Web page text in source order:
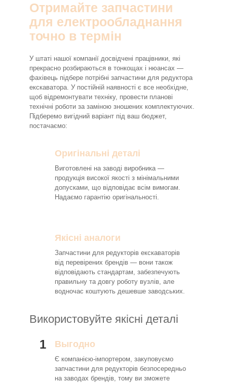
Отримайте запчастини
для електрообладнання
точно в термін
У штаті нашої компанії досвідчені працівники, які
прекрасно розбираються в тонкощах і нюансах —
фахівець підбере потрібні запчастини для редуктора
екскаватора. У постійній наявності є все необхідне,
щоб відремонтувати техніку, провести планові
технічні роботи за заміною зношених комплектуючих.
Підберемо вигідний варіант під ваш бюджет,
постачаємо:
Оригінальні деталі
Виготовлені на заводі виробника —
продукція високої якості з мінімальними
допусками, що відповідає всім вимогам.
Надаємо гарантію оригінальності.
Якісні аналоги
Запчастини для редукторів екскаваторів
від перевірених брендів — вони також
відповідають стандартам, забезпечують
правильну та довгу роботу вузлів, але
водночас коштують дешевше заводських.
Використовуйте якісні деталі
1 Выгодно
Є компанією-імпортером, закуповуємо
запчастини для редукторів безпосередньо
на заводах брендів, тому ви зможете